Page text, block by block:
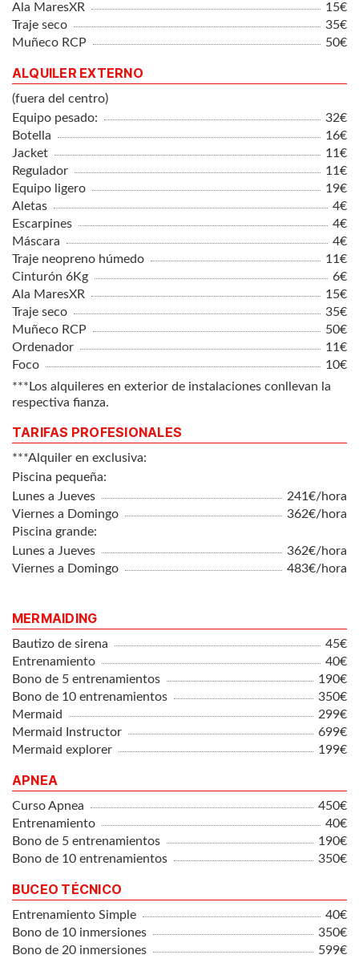
Ala MaresXR
15€
Traje seco
35€
Muñeco RCP
50€
ALQUILER EXTERNO
(fuera del centro)
Equipo pesado:
32€
Botella
16€
Jacket
11€
Regulador
11€
Equipo ligero
19€
Aletas
4€
Escarpines
4€
Máscara
4€
Traje neopreno húmedo
11€
Cinturón 6Kg
6€
Ala MaresXR
15€
Traje seco
35€
Muñeco RCP
50€
Ordenador
11€
Foco
10€
***Los alquileres en exterior de instalaciones conllevan la
respectiva fianza.
TARIFAS PROFESIONALES
***Alquiler en exclusiva:
Piscina pequeña:
Lunes a Jueves
241€/hora
Viernes a Domingo
362€/hora
Piscina grande:
Lunes a Jueves
362€/hora
Viernes a Domingo
483€/hora
MERMAIDING
Bautizo de sirena
45€
Entrenamiento
40€
Bono de 5 entrenamientos
190€
Bono de 10 entrenamientos
350€
Mermaid
299€
Mermaid Instructor
699€
Mermaid explorer
199€
APNEA
Curso Apnea
450€
Entrenamiento
40€
Bono de 5 entrenamientos
190€
Bono de 10 entrenamientos
350€
BUCEO TÉCNICO
Entrenamiento Simple
40€
Bono de 10 inmersiones
350€
Bono de 20 inmersiones
599€